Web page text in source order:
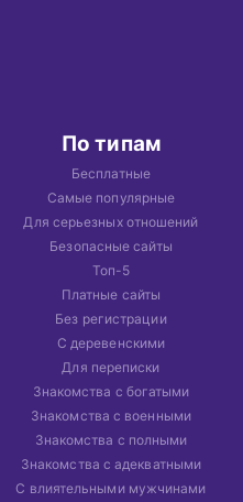
По типам
Бесплатные
Самые популярные
Для серьезных отношений
Безопасные сайты
Топ-5
Платные сайты
Без регистрации
С деревенскими
Для переписки
Знакомства с богатыми
Знакомства с военными
Знакомства с полными
Знакомства с адекватными
С влиятельными мужчинами